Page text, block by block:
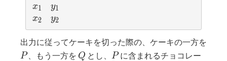
x_1
x1 y_1
y1
x_2
x2 y_2
y2
出力に従ってケーキを切った際の、ケーキの一方を
P
P、もう一方を Q
Q とし、 P
Pに含まれるチョコレー